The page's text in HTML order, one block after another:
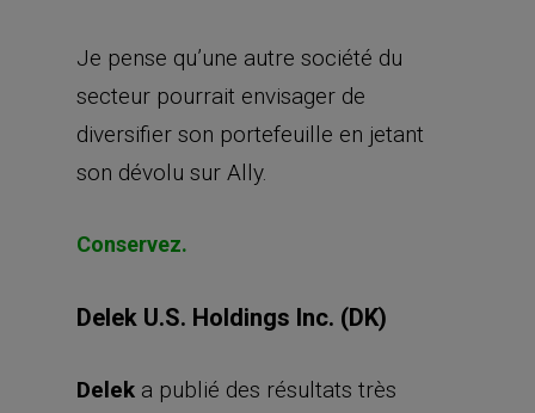
Je pense qu’une autre société du
secteur pourrait envisager de
diversifier son portefeuille en jetant
son dévolu sur Ally.
Conservez.
Delek U.S. Holdings Inc. (DK)
Delek a publié des résultats très